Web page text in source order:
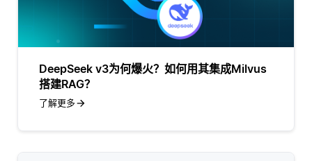
DeepSeek v3为何爆火？如何用其集成Milvus
搭建RAG？
了解更多